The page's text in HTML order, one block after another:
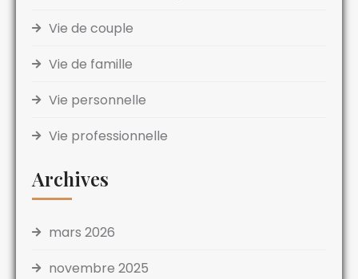
Vie de couple
Vie de famille
Vie personnelle
Vie professionnelle
Archives
mars 2026
novembre 2025